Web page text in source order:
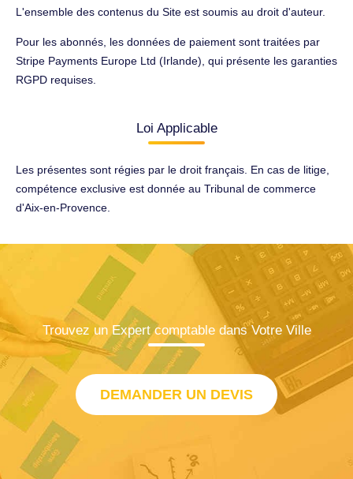
L'ensemble des contenus du Site est soumis au droit d'auteur.
Pour les abonnés, les données de paiement sont traitées par
Stripe Payments Europe Ltd (Irlande), qui présente les garanties
RGPD requises.
Loi Applicable
Les présentes sont régies par le droit français. En cas de litige,
compétence exclusive est donnée au Tribunal de commerce
d'Aix-en-Provence.
Trouvez un Expert comptable dans Votre Ville
DEMANDER UN DEVIS